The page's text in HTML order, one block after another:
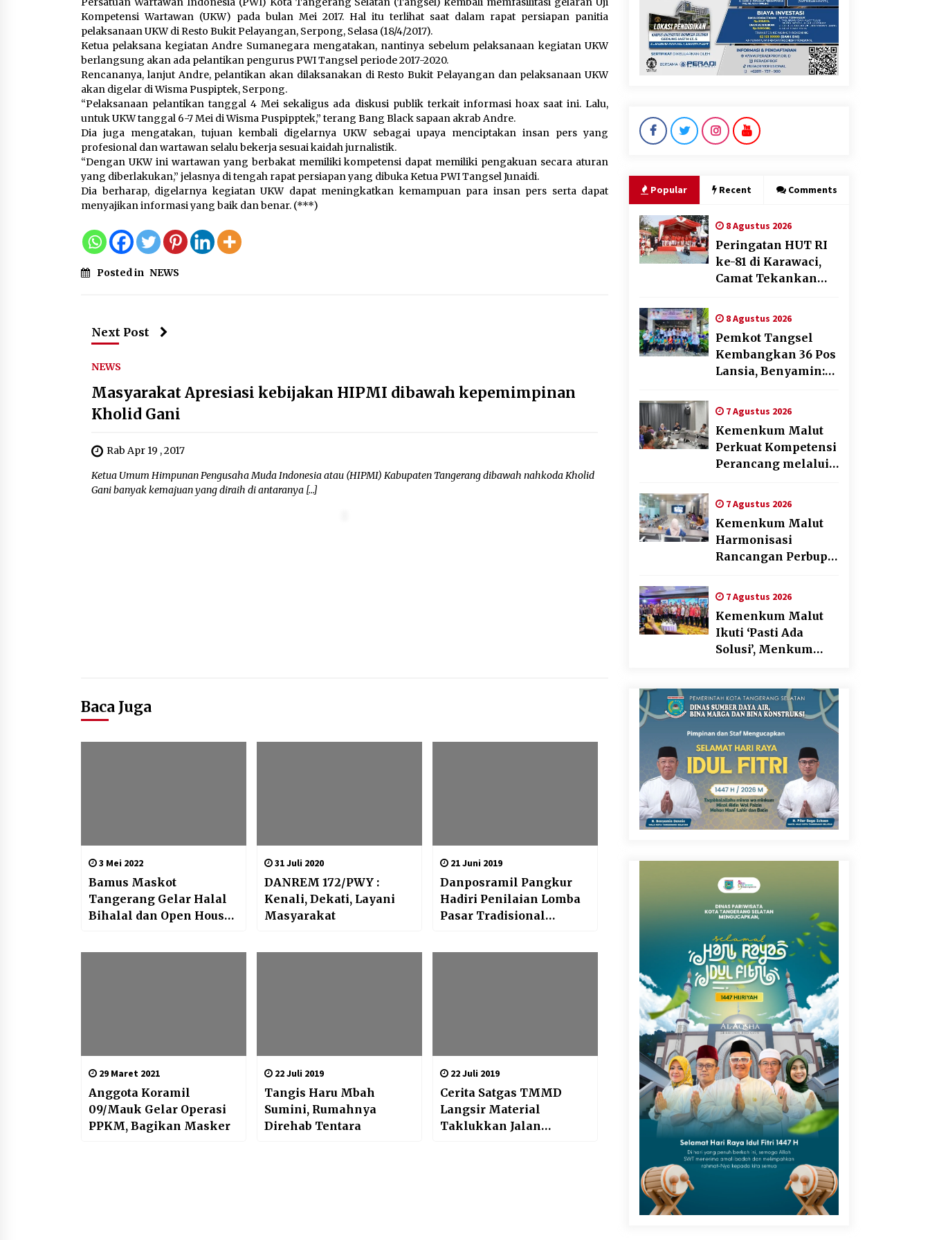
Gebyar Lomba 17 Agustus
RSUD Tigaraksa, Semarakkan
HUT RI dengan Nuansa
Kebersamaan
7 Agustus 2026
Pemanfaatan Limbah Galon
Bekas, Lapas Banjar Tanam
200 Pohon Cabai Dukung
Program Ketahanan Pangan
7 Agustus 2026
Tagihan Air Tanpa
Pemakaian, Terungkap Ada
Transisi Panjang Pengelolaan
, Perumdam TKR Didesak
Transparan
Sarana PAUD Diperkuat,
Tangsel Dorong Angka
Partisipasi Sekolah Terus
Meningkat
7 Agustus 2026
KKM Universitas Bina Bangsa
Kelompok 83 Laksanakan
Pendampingan Pembuatan
Memperkuat Pemasaran
UMKM di Desa Cempaka
6 Agustus 2026
Lapas Kelas I Tangerang
Gelar Cek Kesehatan Gratis
Kompetensi Wartawan (UKW) pada bulan Mei 2017. Hal itu terlihat saat dalam rapat persiapan panitia
pelaksanaan UKW di Resto Bukit Pelayangan, Serpong, Selasa (18/4/2017).
Ketua pelaksana kegiatan Andre Sumanegara mengatakan, nantinya sebelum pelaksanaan kegiatan UKW
berlangsung akan ada pelantikan pengurus PWI Tangsel periode 2017-2020.
Rencananya, lanjut Andre, pelantikan akan dilaksanakan di Resto Bukit Pelayangan dan pelaksanaan UKW
akan digelar di Wisma Puspiptek, Serpong.
“Pelaksanaan pelantikan tanggal 4 Mei sekaligus ada diskusi publik terkait informasi hoax saat ini. Lalu,
untuk UKW tanggal 6-7 Mei di Wisma Puspipptek,” terang Bang Black sapaan akrab Andre.
Dia juga mengatakan, tujuan kembali digelarnya UKW sebagai upaya menciptakan insan pers yang
profesional dan wartawan selalu bekerja sesuai kaidah jurnalistik.
“Dengan UKW ini wartawan yang berbakat memiliki kompetensi dapat memiliki pengakuan secara aturan
yang diberlakukan,” jelasnya di tengah rapat persiapan yang dibuka Ketua PWI Tangsel Junaidi.
Dia berharap, digelarnya kegiatan UKW dapat meningkatkan kemampuan para insan pers serta dapat
menyajikan informasi yang baik dan benar. (***)
Posted in NEWS
Next Post
NEWS
Masyarakat Apresiasi kebijakan HIPMI dibawah kepemimpinan
Kholid Gani
Rab Apr 19 , 2017
Ketua Umum Himpunan Pengusaha Muda Indonesia atau (HIPMI) Kabupaten Tangerang dibawah nahkoda Kholid
Gani banyak kemajuan yang diraih di antaranya […]
Baca Juga
3 Mei 2022
Bamus Maskot
Tangerang Gelar Halal
Bihalal dan Open House
Umum
31 Juli 2020
DANREM 172/PWY :
Kenali, Dekati, Layani
Masyarakat
21 Juni 2019
Danposramil Pangkur
Hadiri Penilaian Lomba
Pasar Tradisional
29 Maret 2021
Anggota Koramil
09/Mauk Gelar Operasi
PPKM, Bagikan Masker
22 Juli 2019
Tangis Haru Mbah
Sumini, Rumahnya
Direhab Tentara
22 Juli 2019
Cerita Satgas TMMD
Langsir Material
Taklukkan Jalan
Popular Recent Comments
8 Agustus 2026
Peringatan HUT RI
ke-81 di Karawaci,
Camat Tekankan
Pelayanan dan
Kebersamaan
8 Agustus 2026
Pemkot Tangsel
Kembangkan 36 Pos
Lansia, Benyamin:
Sehat, Aktif, dan
Bahagia
7 Agustus 2026
Kemenkum Malut
Perkuat Kompetensi
Perancang melalui
Penyusunan Produk
Hukum Daerah
7 Agustus 2026
Kemenkum Malut
Harmonisasi
Rancangan Perbup
dan Jasa pada BUMD
Halteng
7 Agustus 2026
Kemenkum Malut
Ikuti ‘Pasti Ada
Solusi’, Menkum
Digital